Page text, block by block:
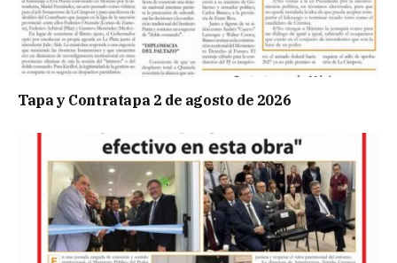
Tapa y Contratapa 2 de agosto de 2026